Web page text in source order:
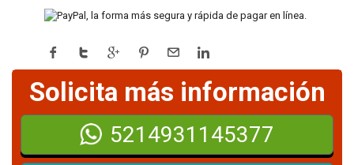
Solicita más información
5214931145377